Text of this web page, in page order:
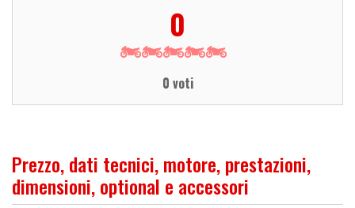
0
0 voti
Prezzo, dati tecnici, motore, prestazioni,
dimensioni, optional e accessori